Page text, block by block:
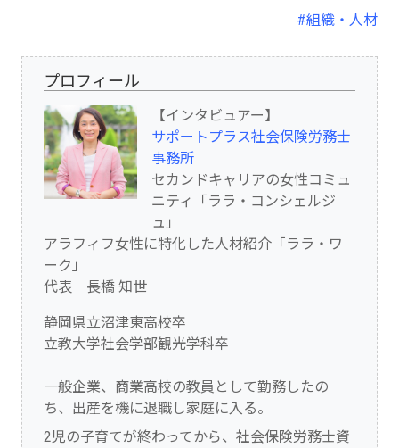
#組織・人材
プロフィール
【インタビュアー】
サポートプラス社会保険労務士
事務所
セカンドキャリアの女性コミュ
ニティ「ララ・コンシェルジ
ュ」
アラフィフ女性に特化した人材紹介「ララ・ワ
ーク」
代表 長橋 知世
静岡県立沼津東高校卒
立教大学社会学部観光学科卒
一般企業、商業高校の教員として勤務したの
ち、出産を機に退職し家庭に入る。
2児の子育てが終わってから、社会保険労務士資